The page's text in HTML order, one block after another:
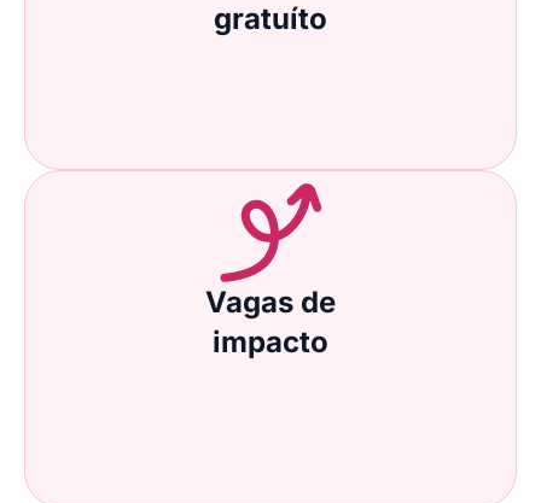
gratuíto
Vagas de
impacto